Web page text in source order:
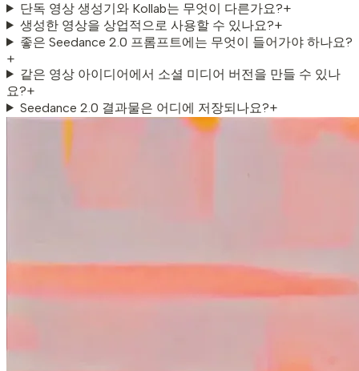
단독 영상 생성기와 Kollab는 무엇이 다른가요?+
생성한 영상을 상업적으로 사용할 수 있나요?+
좋은 Seedance 2.0 프롬프트에는 무엇이 들어가야 하나요?
+
같은 영상 아이디어에서 소셜 미디어 버전을 만들 수 있나
요?+
Seedance 2.0 결과물은 어디에 저장되나요?+